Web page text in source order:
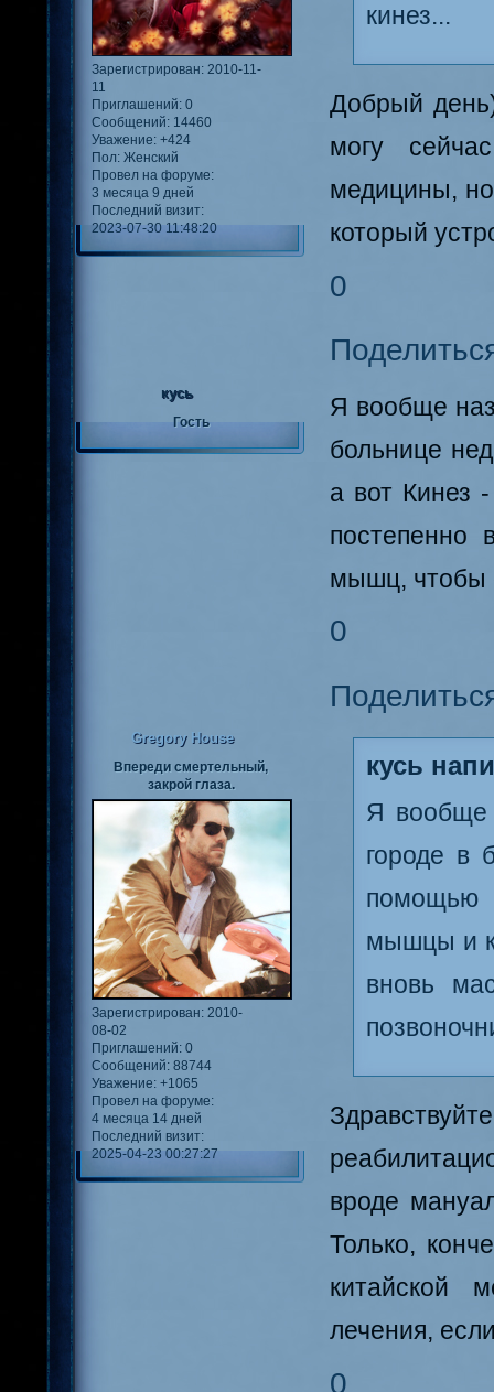
Зарегистрирован: 2010-11-
11
Приглашений: 0
Сообщений: 14460
Уважение: +424
Пол: Женский
Провел на форуме:
3 месяца 9 дней
Последний визит:
2023-07-30 11:48:20
кинез...
Добрый
могу
медицины,
который
0
кусь
Гость
Я вообще
больнице
а вот Кинез
постепенно
мышц, чтобы
0
Gregory House
Впереди смертельный,
закрой глаза.
Зарегистрирован: 2010-
08-02
Приглашений: 0
Сообщений: 88744
Уважение: +1065
Провел на форуме:
4 месяца 14 дней
Последний визит:
2025-04-23 00:27:27
кусь
Я вообще
городе в
помощью
мышцы и к
вновь
вроде
Только,
китайской
лечения,
0